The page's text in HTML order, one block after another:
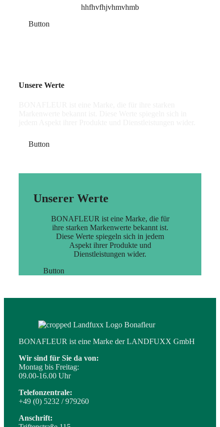
hhfhvfhjvhmvhmb
Button
Unsere Werte
Button
Unserer Werte
BONAFLEUR ist eine Marke, die für
ihre starken Markenwerte bekannt ist.
Diese Werte spiegeln sich in jedem
Aspekt ihrer Produkte und
Dienstleistungen wider.
Button
BONAFLEUR ist eine Marke der LANDFUXX GmbH
Wir sind für Sie da von:
Montag bis Freitag:
09.00-16.00 Uhr
Telefonzentrale:
+49 (0) 5232 / 979260
Anschrift: